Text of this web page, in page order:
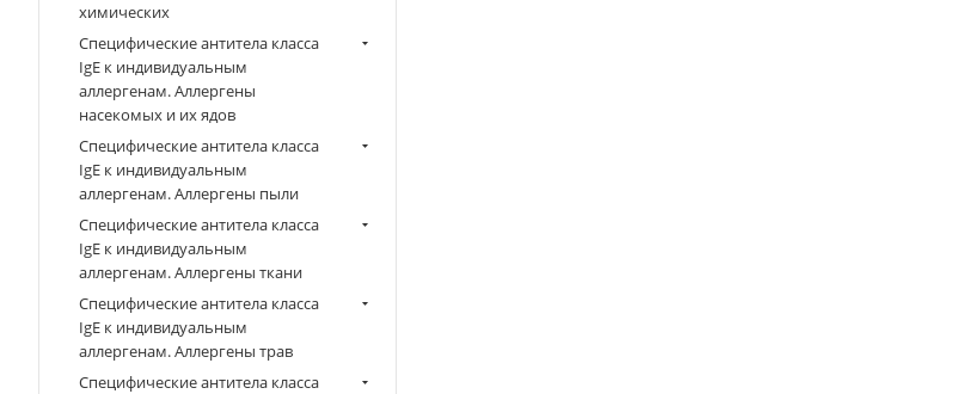
химических
Специфические антитела класса
IgE к индивидуальным
аллергенам. Аллергены
насекомых и их ядов
Специфические антитела класса
IgE к индивидуальным
аллергенам. Аллергены пыли
Специфические антитела класса
IgE к индивидуальным
аллергенам. Аллергены ткани
Специфические антитела класса
IgE к индивидуальным
аллергенам. Аллергены трав
Специфические антитела класса